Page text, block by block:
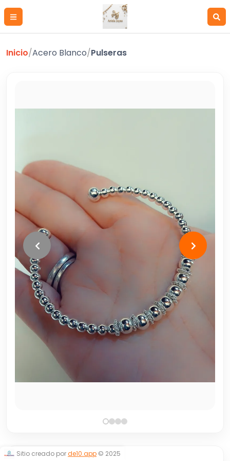
Inicio/Acero Blanco/Pulseras
Sitio creado porde10.app © 2025